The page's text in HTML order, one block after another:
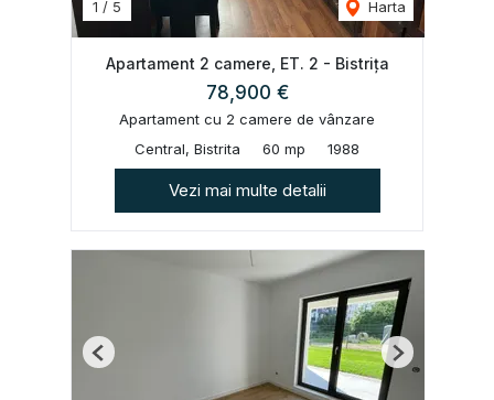
1 / 5 Harta
Apartament 2 camere, ET. 2 - Bistrița
78,900 €
Apartament cu 2 camere de vânzare
Central, Bistrita
60 mp 1988
Vezi mai multe detalii
Previous Next